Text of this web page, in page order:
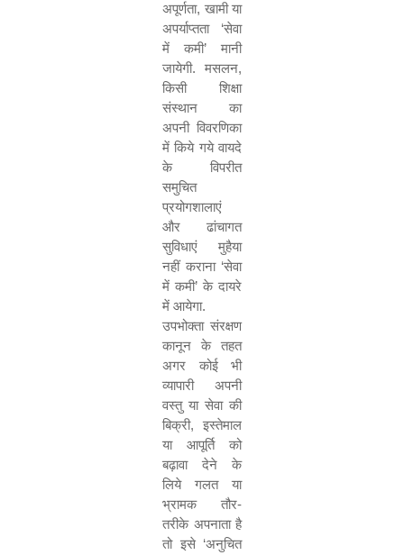
अपूर्णता, खामी या
अपर्याप्तता ‘सेवा
में कमी’ मानी
जायेगी. मसलन,
किसी शिक्षा
संस्थान का
अपनी विवरणिका
में किये गये वायदे
के विपरीत
समुचित
प्रयोगशालाएं
और ढांचागत
सुविधाएं मुहैया
नहीं कराना ‘सेवा
में कमी’ के दायरे
में आयेगा.
उपभोक्ता संरक्षण
कानून के तहत
अगर कोई भी
व्यापारी अपनी
वस्तु या सेवा की
बिक्री, इस्तेमाल
या आपूर्ति को
बढ़ावा देने के
लिये गलत या
भ्रामक तौर-
तरीके अपनाता है
तो इसे ‘अनुचित